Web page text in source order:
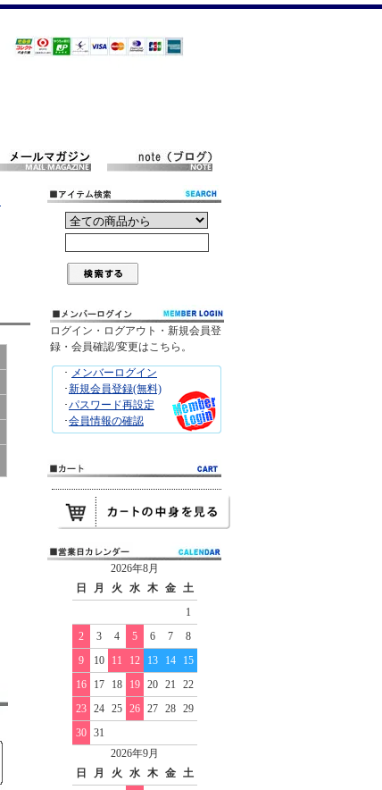
ログイン・ログアウト・新規会員登
録・会員確認/変更はこちら。
･ メンバーログイン
･新規会員登録(無料)
･パスワード再設定
･会員情報の確認
2026年8月
日
月 火 水 木 金
土
1
2
3 4 5 6 7
8
9
10 11 12 13 14
15
16
17 18 19 20 21
22
23
24 25 26 27 28
29
30
31
2026年9月
日
月 火 水 木 金
土